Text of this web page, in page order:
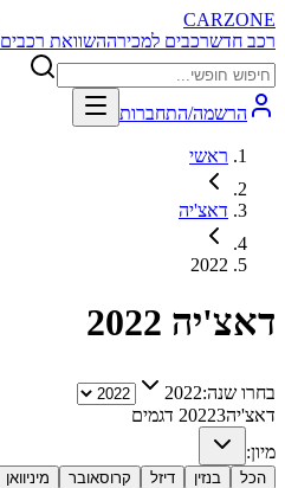
CARZONE
רכב חדשרכבים למכירההשוואת רכבים
הרשמה/התחברות
ראשי
דאצ'יה
2022
דאצ'יה 2022
בחרו שנה:2022
דאצ'יה 20223
דגמים
מיון:
הכל בנזין דיזל קרוסאובר מיניוואן